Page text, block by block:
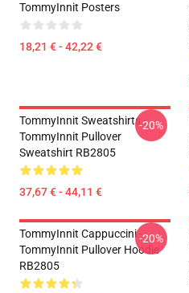
TommyInnit Posters
18,21 € - 42,22 €
TommyInnit Sweatshirts -
TommyInnit Pullover
Sweatshirt RB2805
37,67 € - 44,11 €
-20%
TommyInnit Cappuccini -
TommyInnit Pullover Hoodie
RB2805
-20%